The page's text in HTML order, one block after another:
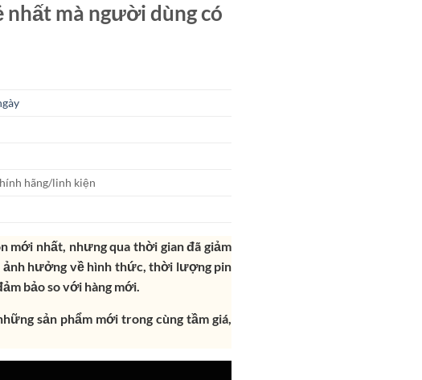
nhất mà người dùng có
hãng/linh kiện
mới nhất, nhưng qua thời gian đã giảm
ảnh hưởng về hình thức, thời lượng pin
bảo so với hàng mới.
sản phẩm mới trong cùng tầm giá,